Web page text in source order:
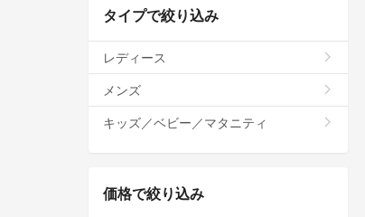
タイプで絞り込み
レディース
メンズ
キッズ／ベビー／マタニティ
価格で絞り込み